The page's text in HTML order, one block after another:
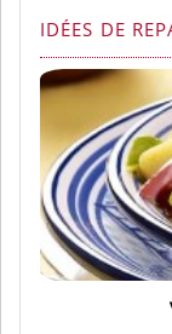
IDÉES DE